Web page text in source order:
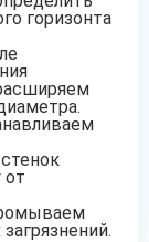
горизонта